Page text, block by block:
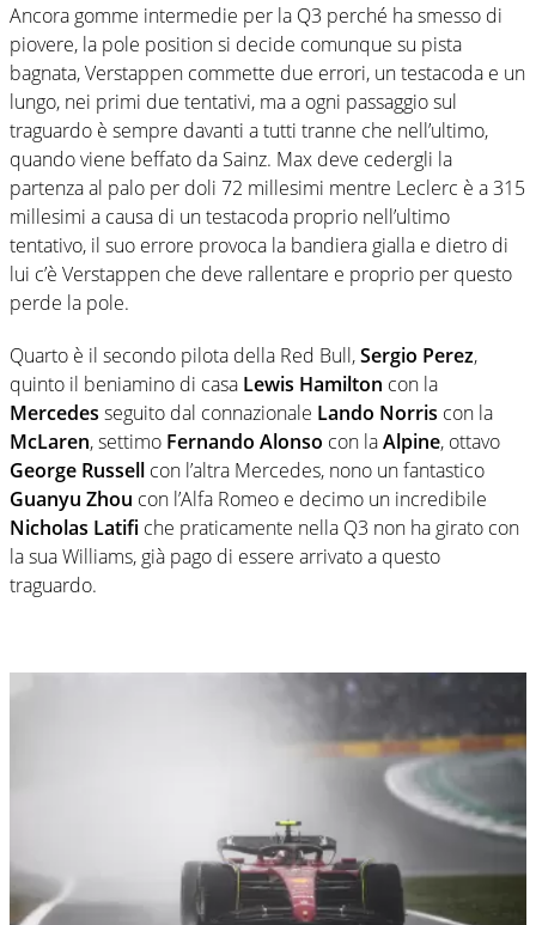
Ancora gomme intermedie per la Q3 perché ha smesso di
piovere, la pole position si decide comunque su pista
bagnata, Verstappen commette due errori, un testacoda e un
lungo, nei primi due tentativi, ma a ogni passaggio sul
traguardo è sempre davanti a tutti tranne che nell’ultimo,
quando viene beffato da Sainz. Max deve cedergli la
partenza al palo per doli 72 millesimi mentre Leclerc è a 315
millesimi a causa di un testacoda proprio nell’ultimo
tentativo, il suo errore provoca la bandiera gialla e dietro di
lui c’è Verstappen che deve rallentare e proprio per questo
perde la pole.
Quarto è il secondo pilota della Red Bull,Sergio Perez,
quinto il beniamino di casa Lewis Hamilton con la
Mercedes seguito dal connazionale Lando Norris con la
McLaren, settimo Fernando Alonso con laAlpine, ottavo
George Russell con l’altra Mercedes, nono un fantastico
Guanyu Zhou con l’Alfa Romeo e decimo un incredibile
Nicholas Latifi che praticamente nella Q3 non ha girato con
la sua Williams, già pago di essere arrivato a questo
traguardo.